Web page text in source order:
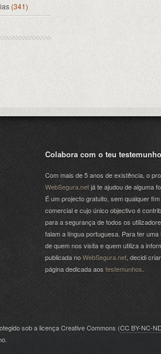
(341)
Colabora com o teu testemunho
Com mais de 5 anos de existência, o
WebSegura.netjá te ajudou de alguma
É um projecto gratuito, sem qualquer fim
comercial e cujo único objectivo é
para a segurança de todos os
falam a língua portuguesa. Para ter uma
de quem nos visita e quem utiliza a
publicada noWebSegura.net , decidi
página dedicada aos testemunhos
sob a licença Creative Commons (CC BY-NC-